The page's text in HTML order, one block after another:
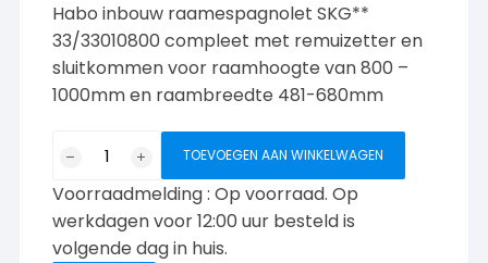
Habo inbouw raamespagnolet SKG**
33/33010800 compleet met remuizetter en
sluitkommen voor raamhoogte van 800 –
1000mm en raambreedte 481-680mm
962SP/SPV
33/330/1000mm
set
RB
TOEVOEGEN AAN WINKELWAGEN
Voorraadmelding : Op voorraad. Op
werkdagen voor 12:00 uur besteld is
volgende dag in huis.